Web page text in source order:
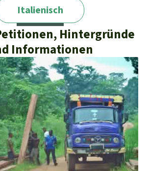
Italienisch
Hintergründe
Informationen